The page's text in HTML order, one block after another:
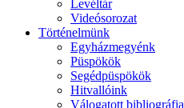
Levéltár
Videósorozat
Történelmünk
Egyházmegyénk
Püspökök
Segédpüspökök
Hitvallóink
Válogatott bibliográfia